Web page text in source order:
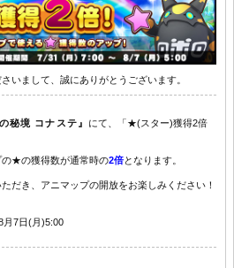
いまして、誠にありがとうございます。
秘境 コナステ』 にて、「★(スター)獲得2倍
の★の獲得数が通常時の2倍となります。
だき、アニマップの開放をお楽しみください！
月7日(月)5:00